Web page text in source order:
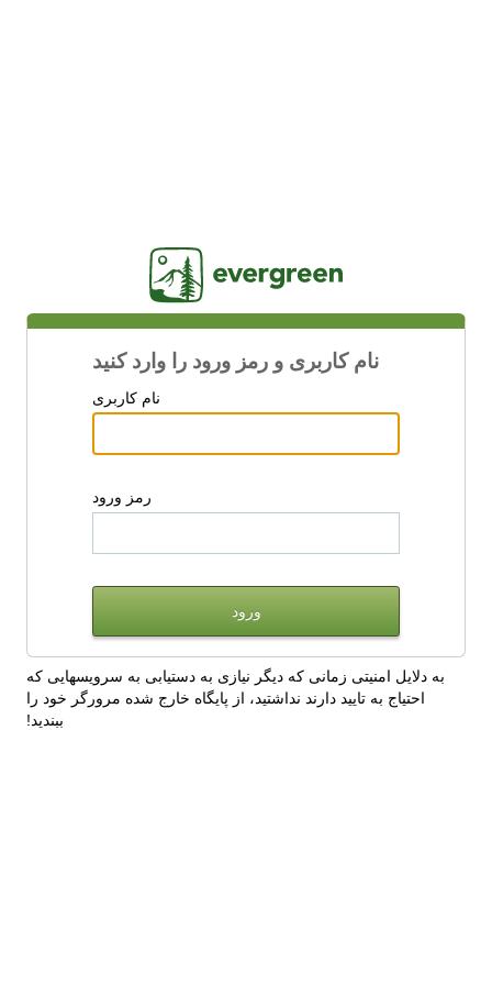
نام کاربری و رمز ورود را وارد کنید
نام کاربری
رمز ورود
به دلایل امنیتی زمانی که دیگر نیازی به دستیابی به سرویسهایی که
احتیاج به تایید دارند نداشتید، از پایگاه خارج شده مرورگر خود را
ببندید!